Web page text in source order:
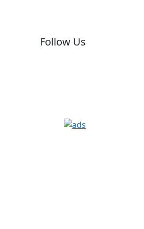
Follow Us